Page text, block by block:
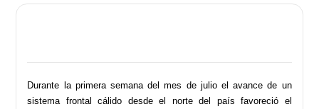
Durante la primera semana del mes de julio el avance de un
sistema frontal cálido desde el norte del país favoreció el